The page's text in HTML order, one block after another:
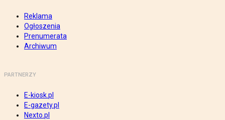
Reklama
Ogłoszenia
Prenumerata
Archiwum
PARTNERZY
E-kiosk.pl
E-gazety.pl
Nexto.pl